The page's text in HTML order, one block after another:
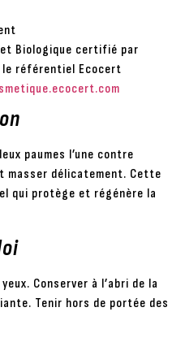
Biologique certifié par
le référentiel Ecocert
paumes l’une contre
masser délicatement. Cette
qui protège et régénère la
Conserver à l’abri de la
Tenir hors de portée des